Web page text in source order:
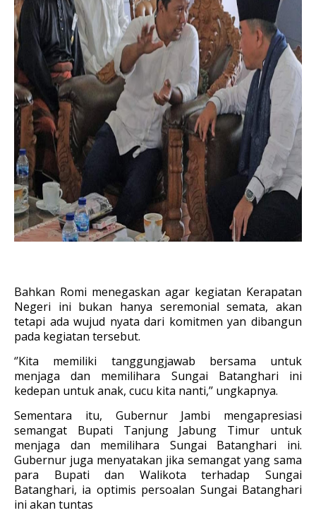
Bahkan Romi menegaskan agar kegiatan Kerapatan
Negeri ini bukan hanya seremonial semata, akan
tetapi ada wujud nyata dari komitmen yan dibangun
pada kegiatan tersebut.
‘’Kita memiliki tanggungjawab bersama untuk
menjaga dan memilihara Sungai Batanghari ini
kedepan untuk anak, cucu kita nanti,’’ ungkapnya.
Sementara itu, Gubernur Jambi mengapresiasi
semangat Bupati Tanjung Jabung Timur untuk
menjaga dan memilihara Sungai Batanghari ini.
Gubernur juga menyatakan jika semangat yang sama
para Bupati dan Walikota terhadap Sungai
Batanghari, ia optimis persoalan Sungai Batanghari
ini akan tuntas